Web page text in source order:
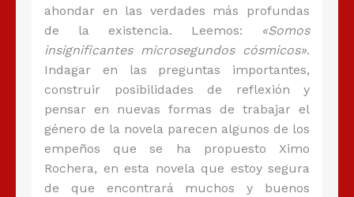
ahondar en las verdades más profundas
de la existencia. Leemos:
«Somos
insignificantes microsegundos cósmicos».
Indagar en las preguntas importantes,
construir posibilidades de reflexión y
pensar en nuevas formas de trabajar el
género de la novela parecen algunos de los
empeños que se ha propuesto Ximo
Rochera, en esta novela que estoy segura
de que encontrará muchos y buenos